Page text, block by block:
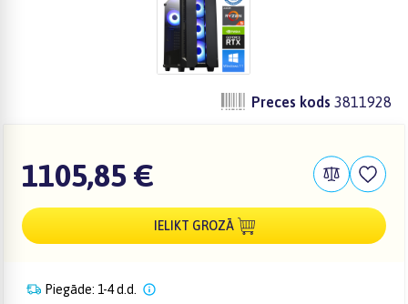
Preces kods 3811928
1105,85 €
IELIKT GROZĀ
Piegāde: 1-4 d.d.